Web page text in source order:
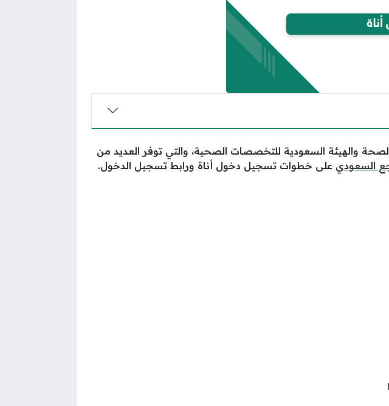
والهيئة السعودية للتخصصات الصحية، والتي توفر العديد من
السعودي على خطوات تسجيل دخول أناة ورابط تسجيل الدخول.